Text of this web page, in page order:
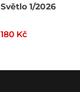
Světlo 1/2026
180 Kč